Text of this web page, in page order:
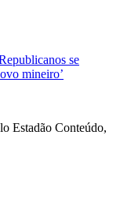
se
mineiro’
Estadão Conteúdo,